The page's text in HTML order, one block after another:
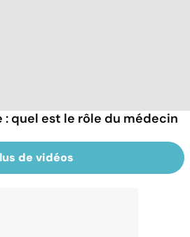
quel est le rôle du médecin
de vidéos